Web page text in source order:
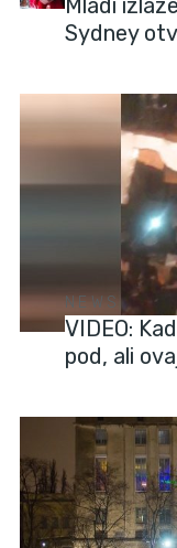
Mladi
Sydney
NEWS
VIDEO:
pod, ali